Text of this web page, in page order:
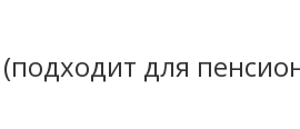
для